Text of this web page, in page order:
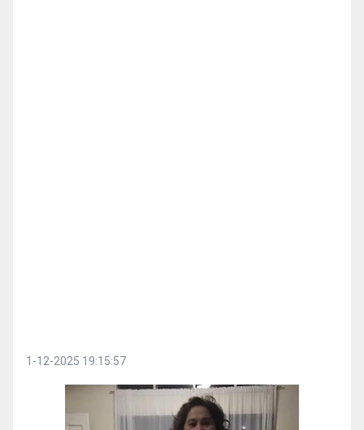
1-12-2025 19:15:57